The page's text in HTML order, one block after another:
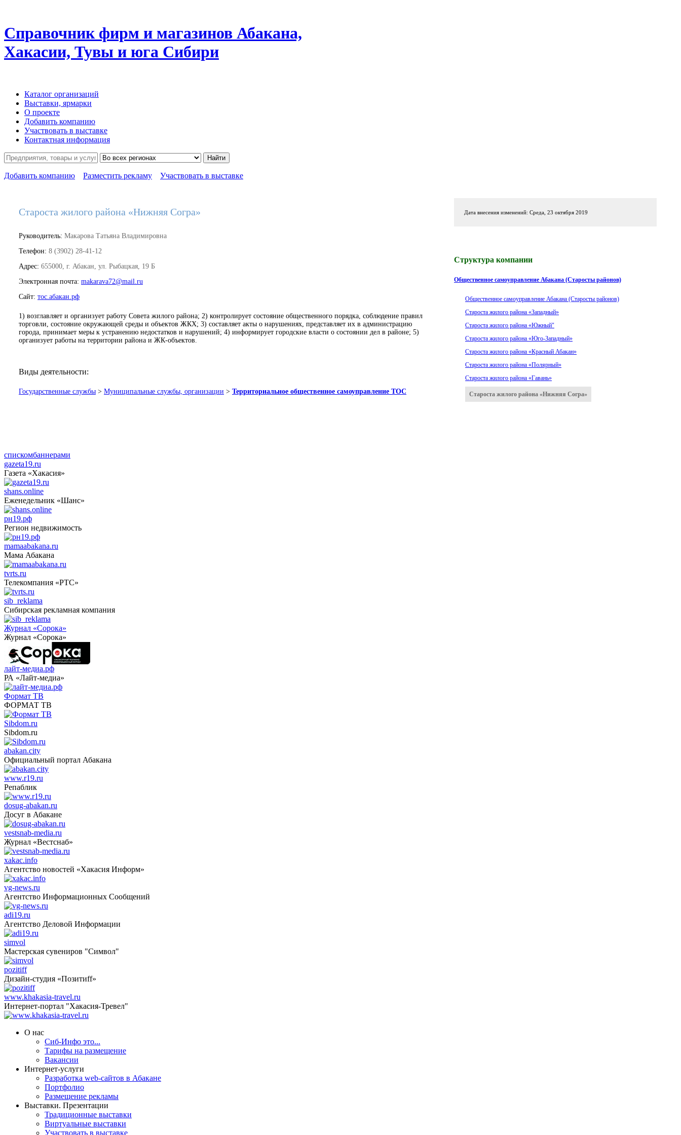
Справочник фирм и магазинов Абакана,
Хакасии, Тувы и юга Сибири
Каталог организаций
Выставки, ярмарки
О проекте
Добавить компанию
Участвовать в выставке
Контактная информация
Найти
Добавить компанию Разместить рекламу Участвовать в выставке
Дата внесения изменений: Среда, 23 октября 2019
Структура компании
Общественное самоуправление Абакана (Старосты районов)
Общественное самоуправление Абакана (Старосты районов)
Староста жилого района «Западный»
Староста жилого района «Южный"
Староста жилого района «Юго-Западный»
Староста жилого района «Красный Абакан»
Староста жилого района «Полярный»
Староста жилого района «Гавань»
Староста жилого района «Нижняя Согра»
Староста жилого района «Нижняя Согра»
Руководитель: Макарова Татьяна Владимировна
Телефон: 8 (3902) 28-41-12
Адрес: 655000, г. Абакан, ул. Рыбацкая, 19 Б
Электронная почта: makarava72@mail.ru
Сайт: тос.абакан.рф
1) возглавляет и организует работу Совета жилого района; 2) контролирует состояние общественного порядка, соблюдение правил
торговли, состояние окружающей среды и объектов ЖКХ; 3) составляет акты о нарушениях, представляет их в администрацию
города, принимает меры к устранению недостатков и нарушений; 4) информирует городские власти о состоянии дел в районе; 5)
организует работы на территории района и ЖК-объектов.
Виды деятельности:
Государственные службы > Муниципальные службы, организации > Территориальное общественное самоуправление ТОС
спискомбаннерами
gazeta19.ru
Газета «Хакасия»
shans.online
Еженедельник «Шанс»
рн19.рф
Регион недвижимость
mamaabakana.ru
Мама Абакана
tvrts.ru
Телекомпания «РТС»
sib_reklama
Сибирская рекламная компания
Журнал «Сорока»
Журнал «Сорока»
лайт-медиа.рф
РА «Лайт-медиа»
Формат ТВ
ФОРМАТ ТВ
Sibdom.ru
Sibdom.ru
abakan.city
Официальный портал Абакана
www.r19.ru
Репаблик
dosug-abakan.ru
Досуг в Абакане
vestsnab-media.ru
Журнал «Вестснаб»
xakac.info
Агентство новостей «Хакасия Информ»
vg-news.ru
Агентство Информационных Сообщений
adi19.ru
Агентство Деловой Информации
simvol
Мастерская сувениров "Символ"
pozitiff
Дизайн-студия «Позитиff»
www.khakasia-travel.ru
Интернет-портал "Хакасия-Тревел"
О нас
Сиб-Инфо это...
Тарифы на размещение
Вакансии
Интернет-услуги
Разработка web-сайтов в Абакане
Портфолио
Размещение рекламы
Выставки. Презентации
Традиционные выставки
Виртуальные выставки
Участвовать в выставке